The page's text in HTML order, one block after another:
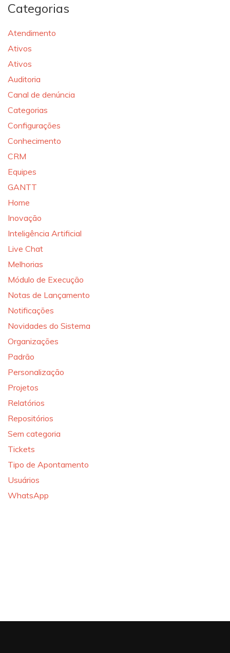
Categorias
Atendimento
Ativos
Ativos
Auditoria
Canal de denúncia
Categorias
Configurações
Conhecimento
CRM
Equipes
GANTT
Home
Inovação
Inteligência Artificial
Live Chat
Melhorias
Módulo de Execução
Notas de Lançamento
Notificações
Novidades do Sistema
Organizações
Padrão
Personalização
Projetos
Relatórios
Repositórios
Sem categoria
Tickets
Tipo de Apontamento
Usuários
WhatsApp